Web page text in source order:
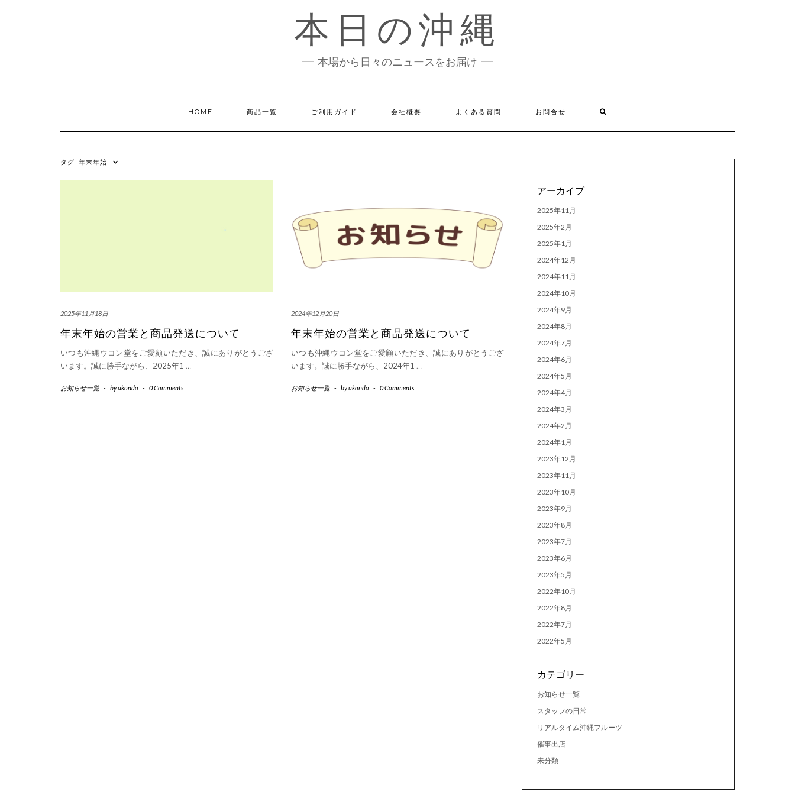
本日の沖縄
本場から日々のニュースをお届け
HOME 商品一覧 ご利用ガイド 会社概要 よくある質問 お問合せ
タグ: 年末年始
2025年11月18日
年末年始の営業と商品発送について
いつも沖縄ウコン堂をご愛顧いただき、誠にありがとうござ
います。誠に勝手ながら、2025年1 …
お知らせ一覧 - byukondo - 0 Comments
2024年12月20日
年末年始の営業と商品発送について
いつも沖縄ウコン堂をご愛顧いただき、誠にありがとうござ
います。誠に勝手ながら、2024年1 …
お知らせ一覧 - byukondo - 0 Comments
アーカイブ
2025年11月
2025年2月
2025年1月
2024年12月
2024年11月
2024年10月
2024年9月
2024年8月
2024年7月
2024年6月
2024年5月
2024年4月
2024年3月
2024年2月
2024年1月
2023年12月
2023年11月
2023年10月
2023年9月
2023年8月
2023年7月
2023年6月
2023年5月
2022年10月
2022年8月
2022年7月
2022年5月
カテゴリー
お知らせ一覧
スタッフの日常
リアルタイム沖縄フルーツ
催事出店
未分類